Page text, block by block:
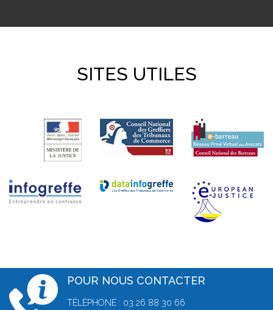
SITES UTILES
POUR NOUS CONTACTER
TÉLÉPHONE : 03 26 88 30 66